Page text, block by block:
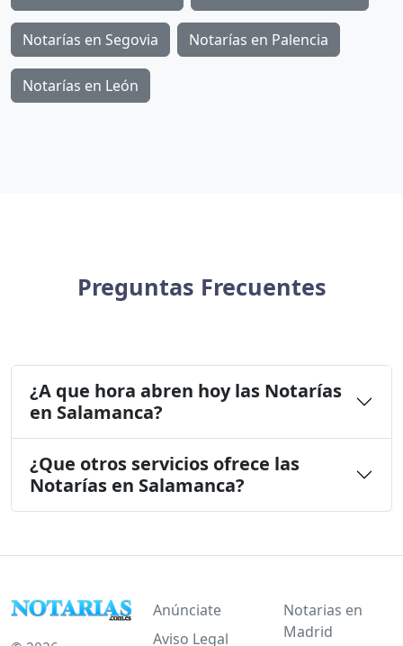
Notarías en Segovia Notarías en Palencia
Notarías en León
Preguntas Frecuentes
¿A que hora abren hoy las Notarías
en Salamanca?
¿Que otros servicios ofrece las
Notarías en Salamanca?
Anúnciate
Aviso Legal
Notarias en
Madrid